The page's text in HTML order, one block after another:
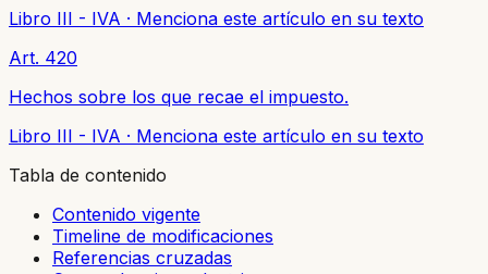
Libro III - IVA · Menciona este artículo en su texto
Art. 420
Hechos sobre los que recae el impuesto.
Libro III - IVA · Menciona este artículo en su texto
Tabla de contenido
Contenido vigente
Timeline de modificaciones
Referencias cruzadas